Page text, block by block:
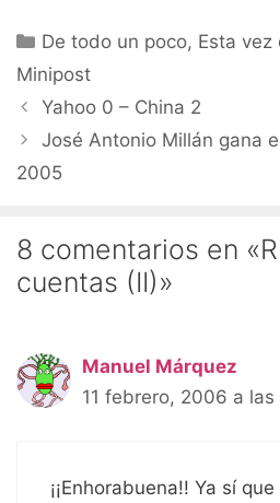
Categorías
De todo un poco, Esta vez
Minipost
Yahoo 0 – China 2
José Antonio Millán gana
2005
8 comentarios en
cuentas (II)»
Manuel Márquez
11 febrero, 2006 a las
¡¡Enhorabuena!! Ya sí